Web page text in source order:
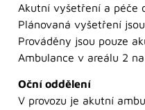
Akutní vyšetření a péče
Plánovaná vyšetření
Prováděny jsou pouze
Ambulance v areálu 2
Oční oddělení
V provozu je akutní